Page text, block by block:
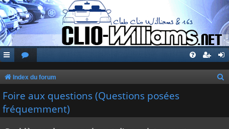
Index du forum
h
Foire aux questions (Questions posées
fréquemment)